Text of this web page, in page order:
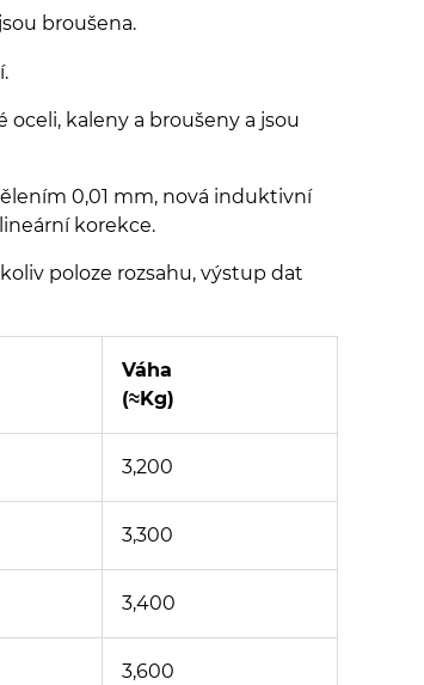
broušena.
kaleny a broušeny a jsou
0,01 mm, nová induktivní
korekce.
poloze rozsahu, výstup dat
Váha
(≈Kg)
3,200
3,300
3,400
3,600